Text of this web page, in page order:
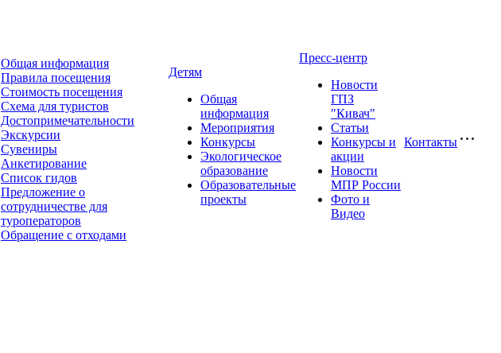
Общая информация
Правила посещения
Стоимость посещения
Схема для туристов
Достопримечательности
Экскурсии
Сувениры
Анкетирование
Список гидов
Предложение о
сотрудничестве для
туроператоров
Обращение с отходами
Детям
Общая
информация
Мероприятия
Конкурсы
Экологическое
образование
Образовательные
проекты
Пресс-центр
Новости
ГПЗ
"Кивач"
Статьи
Конкурсы и
акции
Новости
МПР России
Фото и
Видео
Контакты